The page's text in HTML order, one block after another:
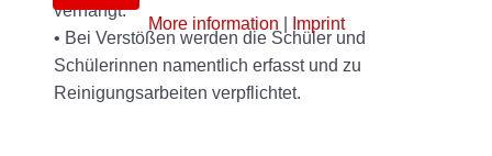
verhängt.
• Bei Verstößen werden die Schüler und
Schülerinnen namentlich erfasst und zu
Reinigungsarbeiten verpflichtet.
More information
Imprint